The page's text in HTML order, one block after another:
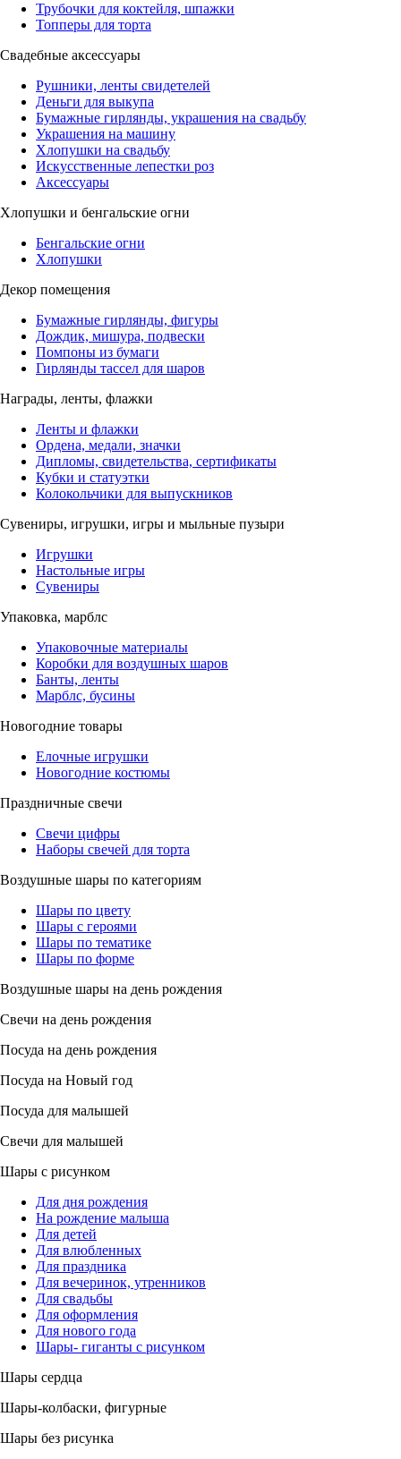
Трубочки для коктейля, шпажки
Топперы для торта
Свадебные аксессуары
Рушники, ленты свидетелей
Деньги для выкупа
Бумажные гирлянды, украшения на свадьбу
Украшения на машину
Хлопушки на свадьбу
Искусственные лепестки роз
Аксессуары
Хлопушки и бенгальские огни
Бенгальские огни
Хлопушки
Декор помещения
Бумажные гирлянды, фигуры
Дождик, мишура, подвески
Помпоны из бумаги
Гирлянды тассел для шаров
Награды, ленты, флажки
Ленты и флажки
Ордена, медали, значки
Дипломы, свидетельства, сертификаты
Кубки и статуэтки
Колокольчики для выпускников
Сувениры, игрушки, игры и мыльные пузыри
Игрушки
Настольные игры
Сувениры
Упаковка, марблс
Упаковочные материалы
Коробки для воздушных шаров
Банты, ленты
Марблс, бусины
Новогодние товары
Елочные игрушки
Новогодние костюмы
Праздничные свечи
Свечи цифры
Наборы свечей для торта
Воздушные шары по категориям
Шары по цвету
Шары с героями
Шары по тематике
Шары по форме
Воздушные шары на день рождения
Свечи на день рождения
Посуда на день рождения
Посуда на Новый год
Посуда для малышей
Свечи для малышей
Шары с рисунком
Для дня рождения
На рождение малыша
Для детей
Для влюбленных
Для праздника
Для вечеринок, утренников
Для свадьбы
Для оформления
Для нового года
Шары- гиганты с рисунком
Шары сердца
Шары-колбаски, фигурные
Шары без рисунка